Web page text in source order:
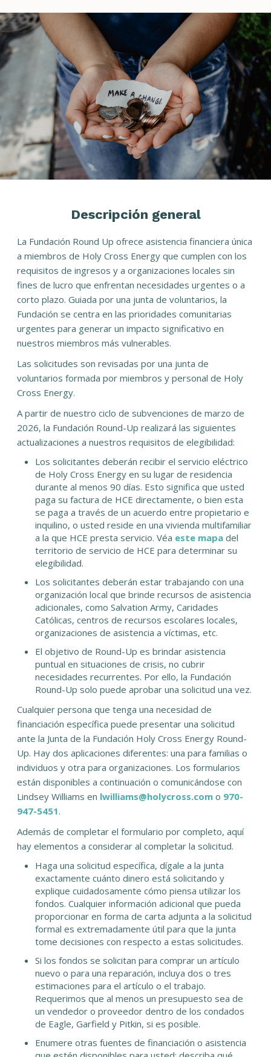
Descripción general
La Fundación Round Up ofrece asistencia financiera única
a miembros de Holy Cross Energy que cumplen con los
requisitos de ingresos y a organizaciones locales sin
fines de lucro que enfrentan necesidades urgentes o a
corto plazo. Guiada por una junta de voluntarios, la
Fundación se centra en las prioridades comunitarias
urgentes para generar un impacto significativo en
nuestros miembros más vulnerables.
Las solicitudes son revisadas por una junta de
voluntarios formada por miembros y personal de Holy
Cross Energy.
A partir de nuestro ciclo de subvenciones de marzo de
2026, la Fundación Round-Up realizará las siguientes
actualizaciones a nuestros requisitos de elegibilidad:
Los solicitantes deberán recibir el servicio eléctrico
de Holy Cross Energy en su lugar de residencia
durante al menos 90 días. Esto significa que usted
paga su factura de HCE directamente, o bien esta
se paga a través de un acuerdo entre propietario e
inquilino, o usted reside en una vivienda multifamiliar
a la que HCE presta servicio. Véa este mapadel
territorio de servicio de HCE para determinar su
elegibilidad.
Los solicitantes deberán estar trabajando con una
organización local que brinde recursos de asistencia
adicionales, como Salvation Army, Caridades
Católicas, centros de recursos escolares locales,
organizaciones de asistencia a víctimas, etc.
El objetivo de Round-Up es brindar asistencia
puntual en situaciones de crisis, no cubrir
necesidades recurrentes. Por ello, la Fundación
Round-Up solo puede aprobar una solicitud una vez.
Cualquier persona que tenga una necesidad de
financiación específica puede presentar una solicitud
ante la Junta de la Fundación Holy Cross Energy Round-
Up. Hay dos aplicaciones diferentes: una para familias o
individuos y otra para organizaciones. Los formularios
están disponibles a continuación o comunicándose con
Lindsey Williams en lwilliams@holycross.como 970-
947-5451.
Además de completar el formulario por completo, aquí
hay elementos a considerar al completar la solicitud.
Haga una solicitud específica, dígale a la junta
exactamente cuánto dinero está solicitando y
explique cuidadosamente cómo piensa utilizar los
fondos. Cualquier información adicional que pueda
proporcionar en forma de carta adjunta a la solicitud
formal es extremadamente útil para que la junta
tome decisiones con respecto a estas solicitudes.
Si los fondos se solicitan para comprar un artículo
nuevo o para una reparación, incluya dos o tres
estimaciones para el artículo o el trabajo.
Requerimos que al menos un presupuesto sea de
un vendedor o proveedor dentro de los condados
de Eagle, Garfield y Pitkin, si es posible.
Enumere otras fuentes de financiación o asistencia